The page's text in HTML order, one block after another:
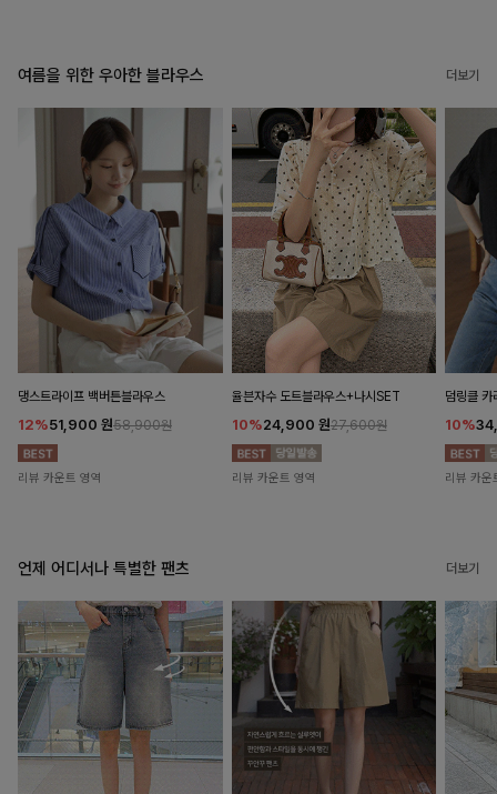
여름을 위한 우아한 블라우스 더보기
댕스트라이프 백버튼블라우스
12%51,900 원58,900원
리뷰 카운트 영역
율븐자수 도트블라우스+나시SET
10%24,900 원27,600원
리뷰 카운트 영역
덤링클 카
10%
리뷰 카운
언제 어디서나 특별한 팬츠 더보기